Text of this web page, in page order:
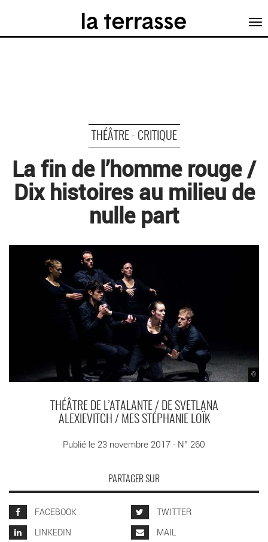
THÉÂTRE - CRITIQUE
La fin de l’homme rouge /
Dix histoires au milieu de
nulle part
©
THÉÂTRE DE L’ATALANTE / DE SVETLANA
ALEXIEVITCH / MES STÉPHANIE LOÏK
Publié le 23 novembre 2017 - N° 260
PARTAGER SUR
FACEBOOK
TWITTER
LINKEDIN
MAIL